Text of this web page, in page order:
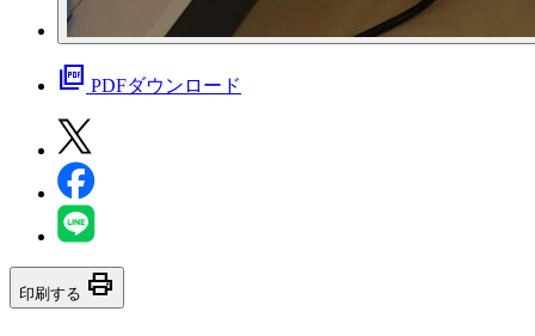
picture_as_pdf PDFダウンロード
印刷する print